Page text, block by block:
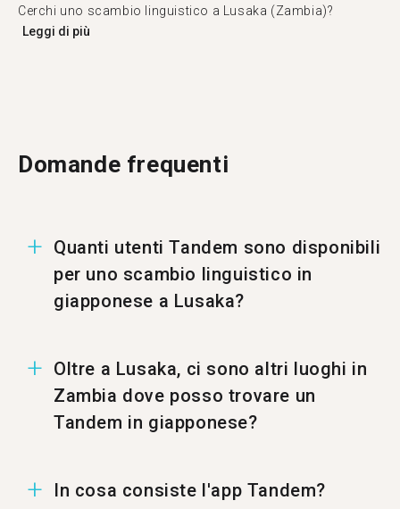
Cerchi uno scambio linguistico a Lusaka (Zambia)?
Leggi di più
Domande frequenti
Quanti utenti Tandem sono disponibili
per uno scambio linguistico in
giapponese a Lusaka?
linguistico in giapponese.
Oltre a Lusaka, ci sono altri luoghi in
Zambia dove posso trovare un
Tandem in giapponese?
%%randomCity%%.
In cosa consiste l'app Tandem?